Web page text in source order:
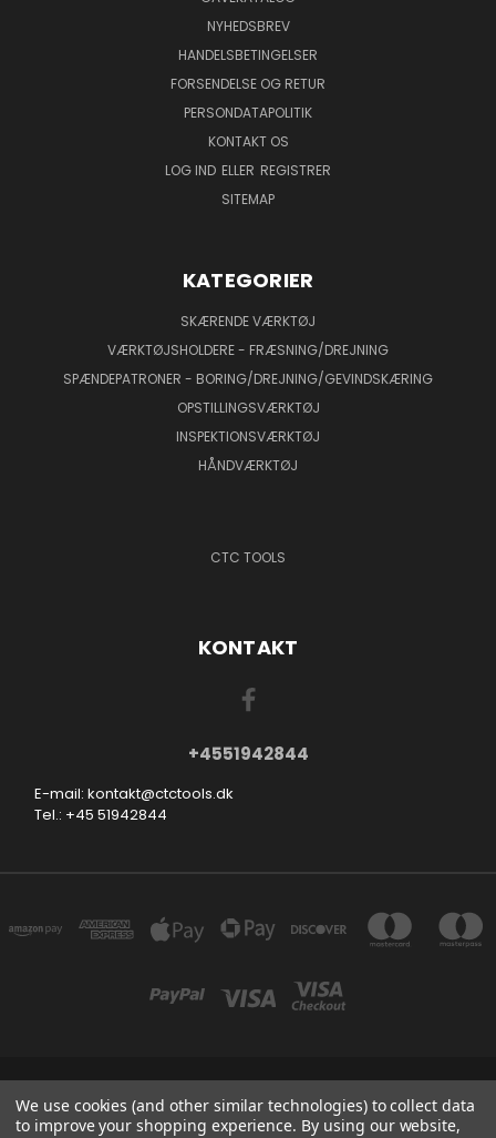
NYHEDSBREV
HANDELSBETINGELSER
FORSENDELSE OG RETUR
PERSONDATAPOLITIK
KONTAKT OS
LOG IND ELLER REGISTRER
SITEMAP
KATEGORIER
SKÆRENDE VÆRKTØJ
VÆRKTØJSHOLDERE - FRÆSNING/DREJNING
SPÆNDEPATRONER - BORING/DREJNING/GEVINDSKÆRING
OPSTILLINGSVÆRKTØJ
INSPEKTIONSVÆRKTØJ
HÅNDVÆRKTØJ
CTC TOOLS
KONTAKT
+4551942844
E-mail: kontakt@ctctools.dk
Tel.: +45 51942844
SMEDEVEJ 31, 6710 ESBJERG V DENMARK
+4551942844
We use cookies (and other similar technologies) to collect data
to improve your shopping experience. By using our website,